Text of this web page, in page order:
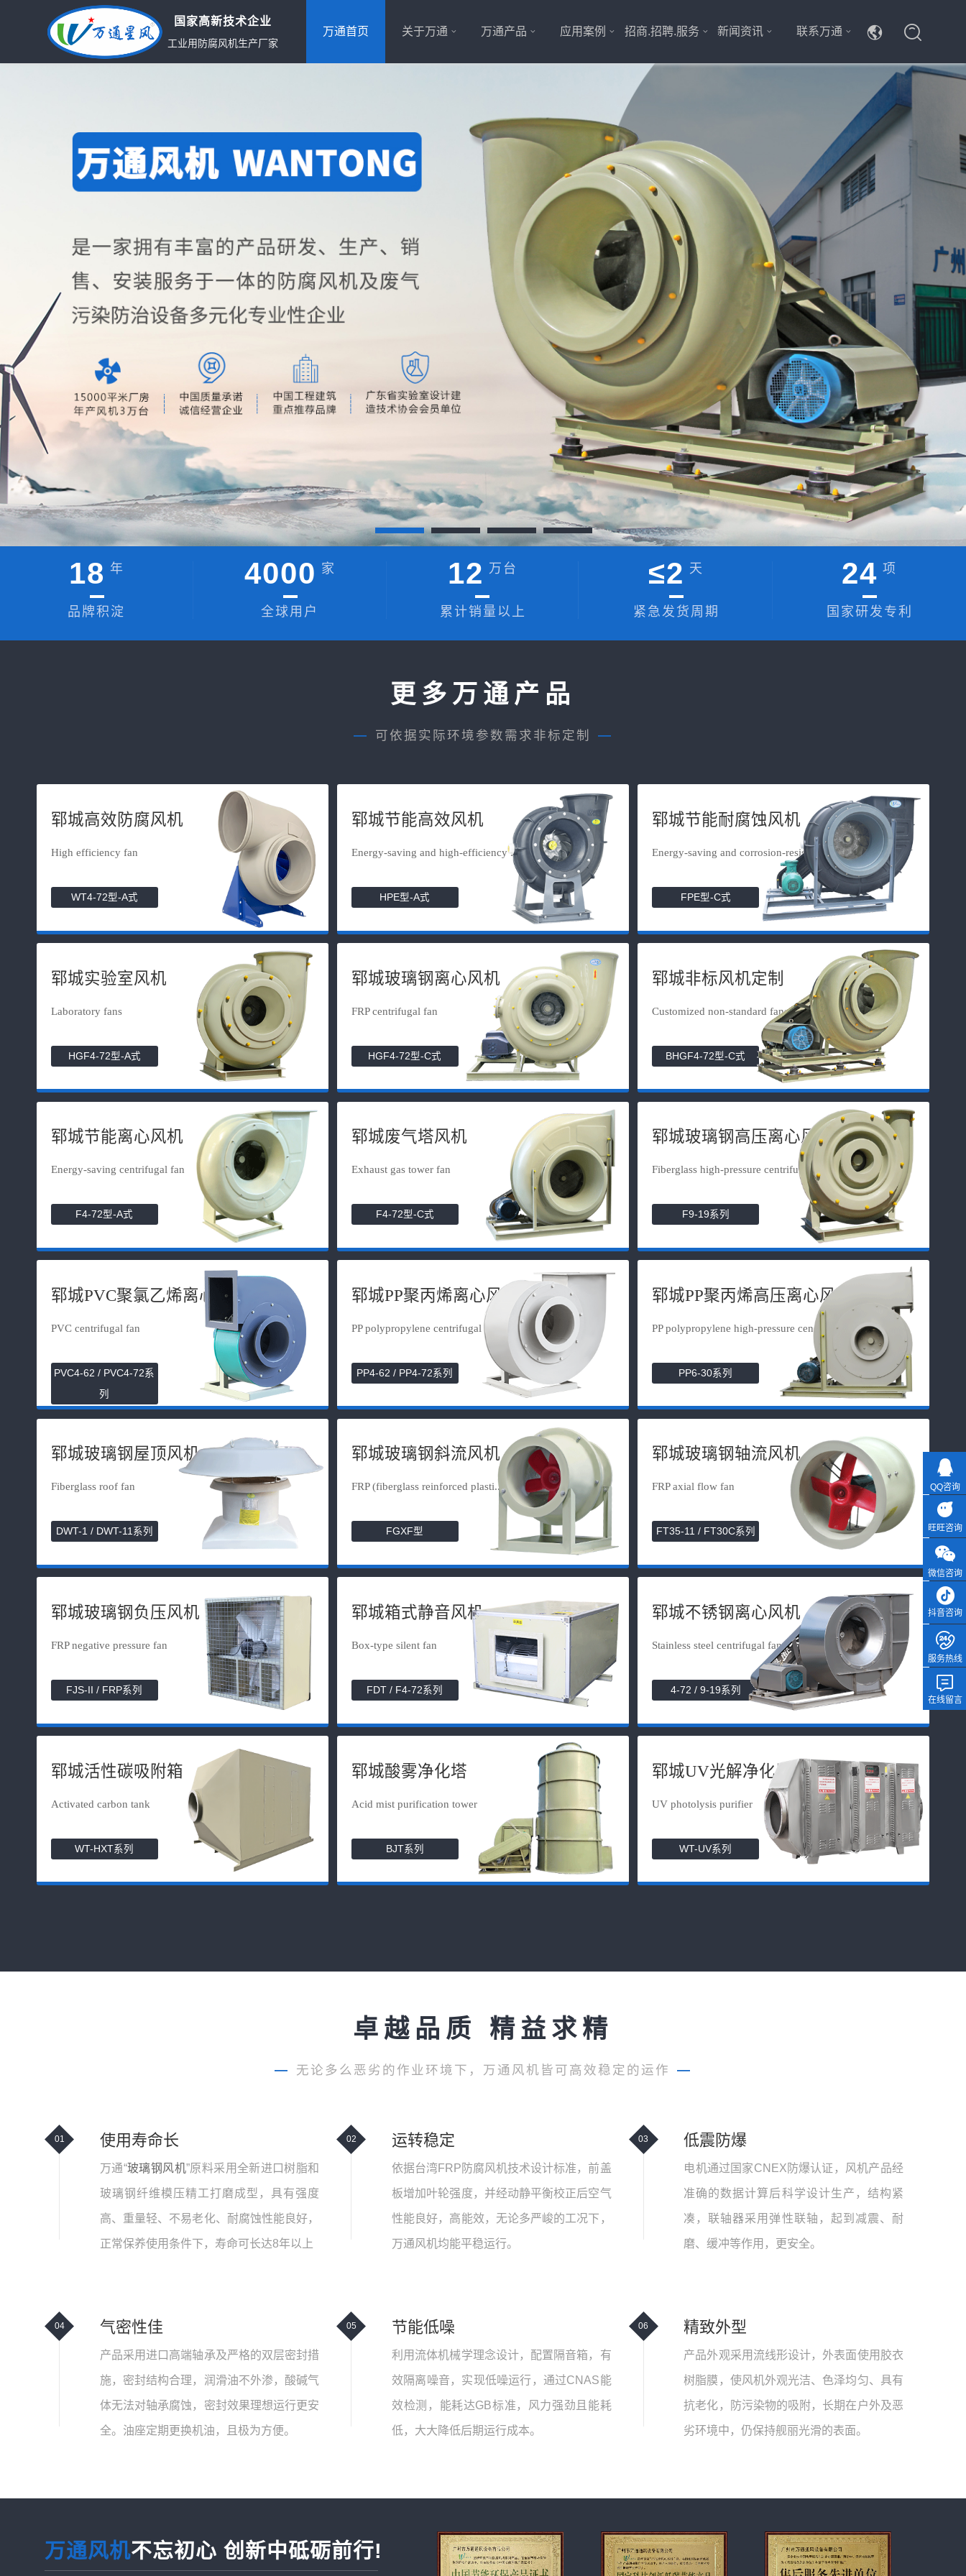
国家高新技术企业
工业用防腐风机生产厂家
万通首页 关于万通 万通产品 应用案例 招商.招聘.服务 新闻资讯 联系万通
18 年
品牌积淀
4000 家
全球用户
12 万台
累计销量以上
≤2 天
紧急发货周期
24 项
国家研发专利
更多万通产品
— 可依据实际环境参数需求非标定制 —
郓城高效防腐风机
High efficiency fan
WT4-72型-A式
郓城节能高效风机
Energy-saving and high-efficiency f...
HPE型-A式
郓城节能耐腐蚀风机
Energy-saving and corrosion-resista...
FPE型-C式
郓城实验室风机
Laboratory fans
HGF4-72型-A式
郓城玻璃钢离心风机
FRP centrifugal fan
HGF4-72型-C式
郓城非标风机定制
Customized non-standard fans
BHGF4-72型-C式
郓城节能离心风机
Energy-saving centrifugal fan
F4-72型-A式
郓城废气塔风机
Exhaust gas tower fan
F4-72型-C式
郓城玻璃钢高压离心风机
Fiberglass high-pressure centrifuga...
F9-19系列
郓城PVC聚氯乙烯离心风机
PVC centrifugal fan
PVC4-62 / PVC4-72系
列
郓城PP聚丙烯离心风机
PP polypropylene centrifugal fan
PP4-62 / PP4-72系列
郓城PP聚丙烯高压离心风机
PP polypropylene high-pressure cen...
PP6-30系列
郓城玻璃钢屋顶风机
Fiberglass roof fan
DWT-1 / DWT-11系列
郓城玻璃钢斜流风机
FRP (fiberglass reinforced plasti...
FGXF型
郓城玻璃钢轴流风机
FRP axial flow fan
FT35-11 / FT30C系列
郓城玻璃钢负压风机
FRP negative pressure fan
FJS-II / FRP系列
郓城箱式静音风机
Box-type silent fan
FDT / F4-72系列
郓城不锈钢离心风机
Stainless steel centrifugal fan
4-72 / 9-19系列
郓城活性碳吸附箱
Activated carbon tank
WT-HXT系列
郓城酸雾净化塔
Acid mist purification tower
BJT系列
郓城UV光解净化器
UV photolysis purifier
WT-UV系列
卓越品质 精益求精
— 无论多么恶劣的作业环境下，万通风机皆可高效稳定的运作 —
01 使用寿命长
万通“玻璃钢风机”原料采用全新进口树脂和
玻璃钢纤维模压精工打磨成型，具有强度
高、重量轻、不易老化、耐腐蚀性能良好，
正常保养使用条件下，寿命可长达8年以上
02 运转稳定
依据台湾FRP防腐风机技术设计标准，前盖
板增加叶轮强度，并经动静平衡校正后空气
性能良好，高能效，无论多严峻的工况下，
万通风机均能平稳运行。
03 低震防爆
电机通过国家CNEX防爆认证，风机产品经
准确的数据计算后科学设计生产，结构紧
凑，联轴器采用弹性联轴，起到减震、耐
磨、缓冲等作用，更安全。
04 气密性佳
产品采用进口高端轴承及严格的双层密封措
施，密封结构合理，润滑油不外渗，酸碱气
体无法对轴承腐蚀，密封效果理想运行更安
全。油座定期更换机油，且极为方便。
05 节能低噪
利用流体机械学理念设计，配置隔音箱，有
效隔离噪音，实现低噪运行，通过CNAS能
效检测，能耗达GB标准，风力强劲且能耗
低，大大降低后期运行成本。
06 精致外型
产品外观采用流线形设计，外表面使用胶衣
树脂膜，使风机外观光洁、色泽均匀、具有
抗老化，防污染物的吸附，长期在户外及恶
劣环境中，仍保持舰丽光滑的表面。
万通风机不忘初心 创新中砥砺前行!
QQ咨询
旺旺咨询
微信咨询
抖音咨询
服务热线
在线留言